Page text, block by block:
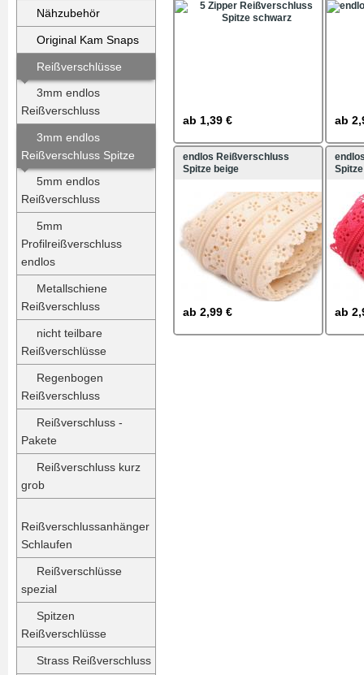
Nähzubehör
Original Kam Snaps
Reißverschlüsse
3mm endlos
Reißverschluss
3mm endlos
Reißverschluss Spitze
5mm endlos
Reißverschluss
5mm
Profilreißverschluss
endlos
Metallschiene
Reißverschluss
nicht teilbare
Reißverschlüsse
Regenbogen
Reißverschluss
Reißverschluss -
Pakete
Reißverschluss kurz
grob
Reißverschlussanhänger
Schlaufen
Reißverschlüsse
spezial
Spitzen
Reißverschlüsse
Strass Reißverschluss
ab 1,39 € ab
endlos Reißverschluss
Spitze beige
ab 2,99 € ab